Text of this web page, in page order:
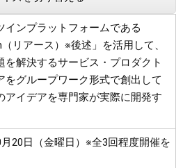
インプラットフォームである
（リアース）※後述」を活用して、
を解決するサービス・プロダクト
をグループワーク形式で創出して
アイデアを専門家が実際に開発す
20日（金曜日）※全3回程度開催を